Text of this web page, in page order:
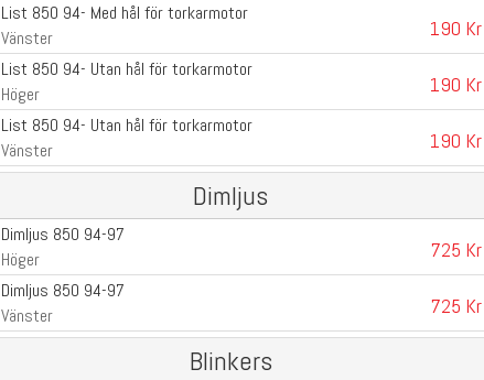
List 850 94- Med hål för torkarmotor
Vänster
190 Kr
List 850 94- Utan hål för torkarmotor
Höger
190 Kr
List 850 94- Utan hål för torkarmotor
Vänster
190 Kr
Dimljus
Dimljus 850 94-97
Höger
725 Kr
Dimljus 850 94-97
Vänster
725 Kr
Blinkers